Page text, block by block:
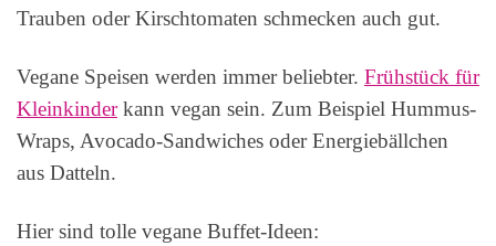
Trauben oder Kirschtomaten schmecken auch gut.
Vegane Speisen werden immer beliebter. Frühstück für
Kleinkinderkann vegan sein. Zum Beispiel Hummus-
Wraps, Avocado-Sandwiches oder Energiebällchen
aus Datteln.
Hier sind tolle vegane Buffet-Ideen: